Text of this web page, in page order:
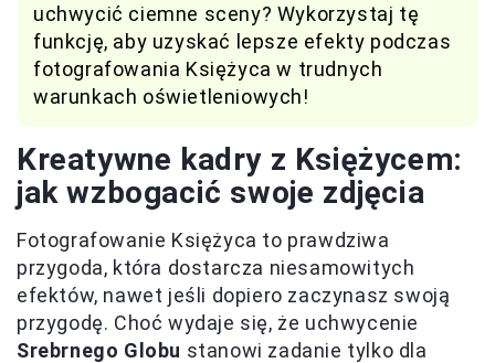
uchwycić ciemne sceny? Wykorzystaj tę
funkcję, aby uzyskać lepsze efekty podczas
fotografowania Księżyca w trudnych
warunkach oświetleniowych!
Kreatywne kadry z Księżycem:
jak wzbogacić swoje zdjęcia
Fotografowanie Księżyca to prawdziwa
przygoda, która dostarcza niesamowitych
efektów, nawet jeśli dopiero zaczynasz swoją
przygodę. Choć wydaje się, że uchwycenie
Srebrnego Globu stanowi zadanie tylko dla